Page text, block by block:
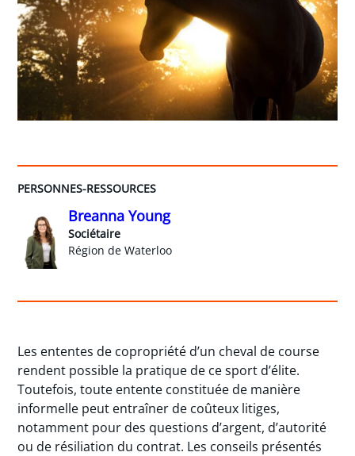
PERSONNES-RESSOURCES
Breanna Young
Sociétaire
Région de Waterloo
Les ententes de copropriété d’un cheval de course
rendent possible la pratique de ce sport d’élite.
Toutefois, toute entente constituée de manière
informelle peut entraîner de coûteux litiges,
notamment pour des questions d’argent, d’autorité
ou de résiliation du contrat. Les conseils présentés